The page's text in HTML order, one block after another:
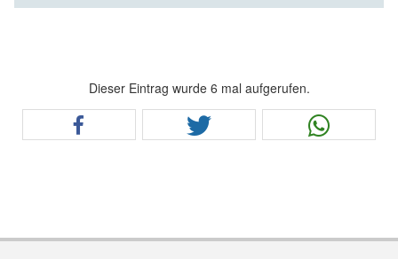
Dieser Eintrag wurde 6 mal aufgerufen.